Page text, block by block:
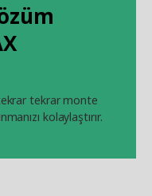
tekrar monte
kolaylaştırır.